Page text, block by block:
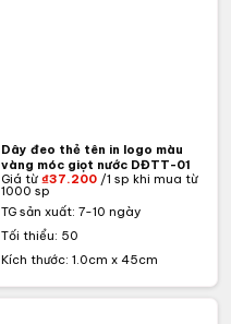
Dây đeo thẻ tên in logo màu
vàng móc giọt nước DĐTT-01
Giá từ ₫37.200/1 sp khi mua từ
1000 sp
TG sản xuất: 7-10 ngày
Tối thiểu: 50
Kích thước: 1.0cm x 45cm